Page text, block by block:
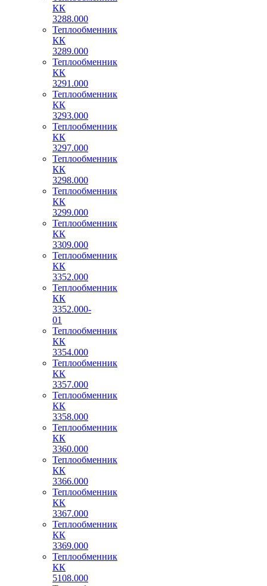
КК
3288.000
Теплообменник
КК
3289.000
Теплообменник
КК
3291.000
Теплообменник
КК
3293.000
Теплообменник
КК
3297.000
Теплообменник
КК
3298.000
Теплообменник
КК
3299.000
Теплообменник
КК
3309.000
Теплообменник
КК
3352.000
Теплообменник
КК
3352.000-
01
Теплообменник
КК
3354.000
Теплообменник
КК
3357.000
Теплообменник
КК
3358.000
Теплообменник
КК
3360.000
Теплообменник
КК
3366.000
Теплообменник
КК
3367.000
Теплообменник
КК
3369.000
Теплообменник
КК
5108.000